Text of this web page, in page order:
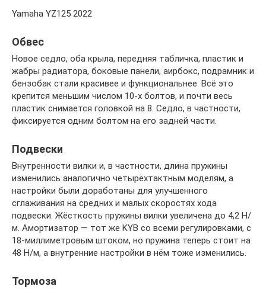
Yamaha YZ125 2022
Обвес
Новое седло, оба крыла, передняя табличка, пластик и
жабры радиатора, боковые панели, аирбокс, подрамник и
бензобак стали красивее и функциональнее. Всё это
крепится меньшим числом 10-х болтов, и почти весь
пластик снимается головкой на 8. Седло, в частности,
фиксируется одним болтом на его задней части.
Подвески
Внутренности вилки и, в частности, длина пружины
изменились аналогично четырёхтактным моделям, а
настройки были доработаны для улучшенного
сглаживания на средних и малых скоростях хода
подвески. Жёсткость пружины вилки увеличена до 4,2 Н/
м. Амортизатор — тот же KYB со всеми регулировками, с
18-миллиметровым штоком, но пружина теперь стоит на
48 Н/м, а внутренние настройки в нём тоже изменились.
Тормоза